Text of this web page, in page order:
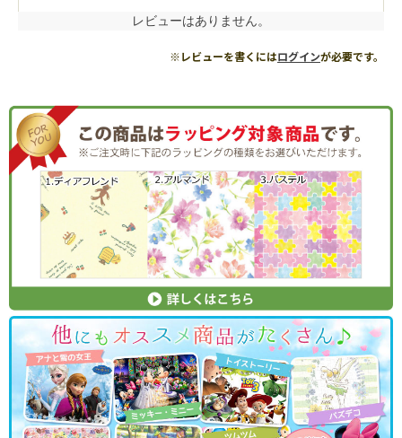
レビューはありません。
※レビューを書くにはログインが必要です。